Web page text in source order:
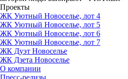
Проекты
ЖК Уютный Новоселье, лот 4
ЖК Уютный Новоселье, лот 5
ЖК Уютный Новоселье, лот 6
ЖК Уютный Новоселье, лот 7
ЖК Дуэт Новоселье
ЖК Дзета Новоселье
О компании
Пресс-релизы